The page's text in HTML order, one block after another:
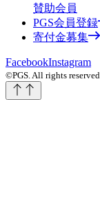
賛助会員
PGS会員登録
寄付金募集
FacebookInstagram
©PGS. All rights reserved.